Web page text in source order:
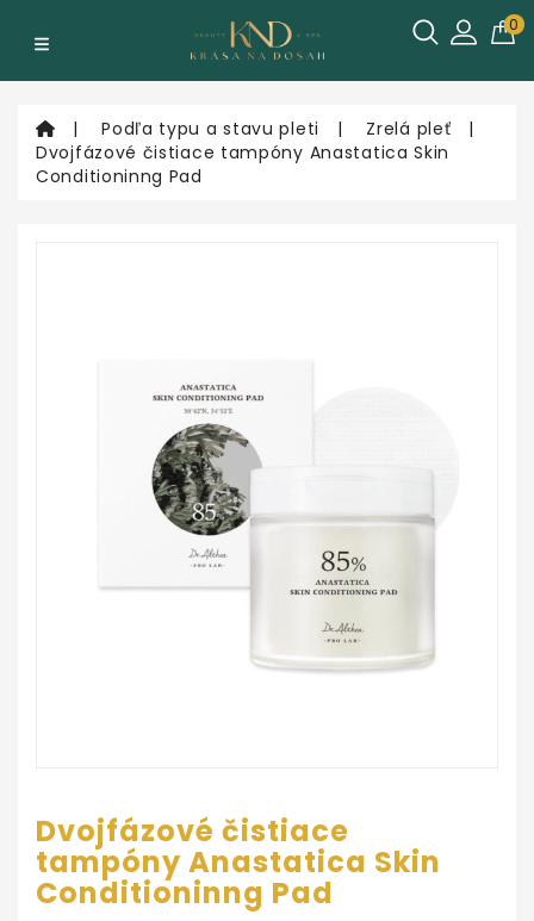
typu
stavu
0
Podľa typu a stavu pleti
Zrelá pleť
Dvojfázové čistiace tampóny Anastatica Skin
Conditioninng Pad
Dvojfázové čistiace
tampóny Anastatica Skin
Conditioninng Pad